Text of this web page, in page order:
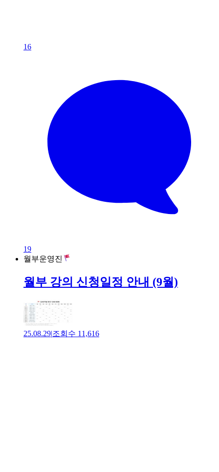
16
19
월부운영진
월부 강의 신청일정 안내 (9월)
25.08.29|조회수 11,616